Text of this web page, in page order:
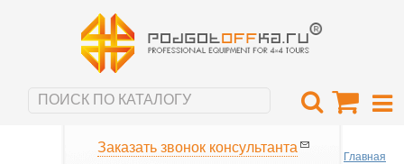
Заказать звонок консультанта
Главная